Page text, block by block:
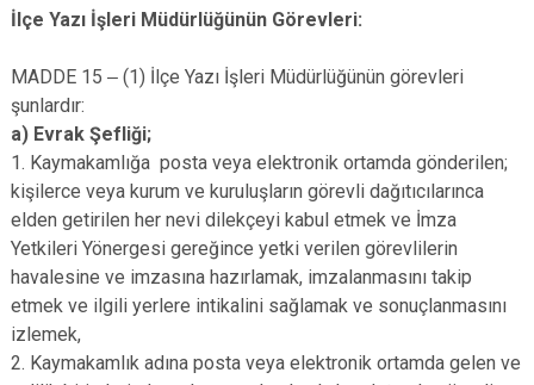
İlçe Yazı İşleri Müdürlüğünün Görevleri:
MADDE 15 ‒ (1) İlçe Yazı İşleri Müdürlüğünün görevleri
şunlardır:
a) Evrak Şefliği;
1. Kaymakamlığa posta veya elektronik ortamda gönderilen;
kişilerce veya kurum ve kuruluşların görevli dağıtıcılarınca
elden getirilen her nevi dilekçeyi kabul etmek ve İmza
Yetkileri Yönergesi gereğince yetki verilen görevlilerin
havalesine ve imzasına hazırlamak, imzalanmasını takip
etmek ve ilgili yerlere intikalini sağlamak ve sonuçlanmasını
izlemek,
2. Kaymakamlık adına posta veya elektronik ortamda gelen ve